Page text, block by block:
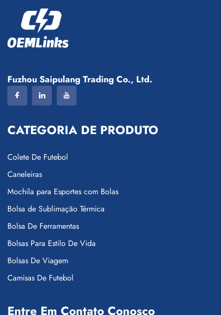
Fuzhou Saipulang Trading Co., Ltd.
CATEGORIA DE PRODUTO
Colete De Futebol
Caneleiras
Mochila para Esportes com Bolas
Bolsa de Sublimação Térmica
Bolsa De Ferramentas
Bolsas Para Estilo De Vida
Bolsas De Viagem
Camisas De Futebol
Entre Em Contato Conosco